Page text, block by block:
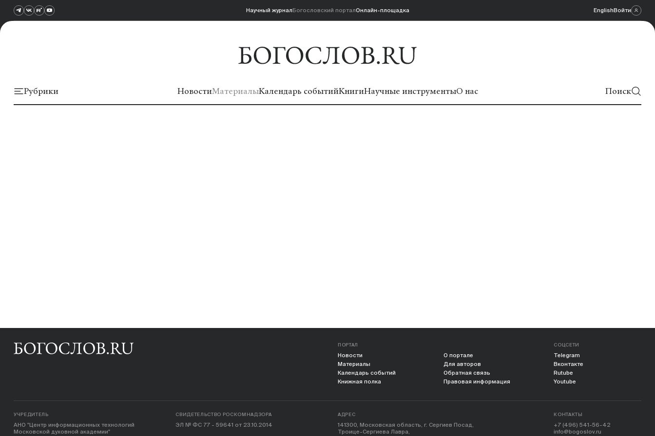
Научный журналБогословский порталОнлайн-площадка EnglishВойти
Рубрики НовостиМатериалыКалендарь событийКнигиНаучные инструментыО нас Поиск
ПОРТАЛ
Новости
Материалы
Календарь событий
Книжная полка
О портале
Для авторов
Обратная связь
Правовая информация
СОЦСЕТИ
Telegram
Вконтакте
Rutube
Youtube
УЧРЕДИТЕЛЬ
АНО "Центр информационных технологий
Московской духовной академии"
СВИДЕТЕЛЬСТВО РОСКОМНАДЗОРА
ЭЛ № ФС 77 - 59641 от 23.10.2014
АДРЕС
141300, Московская область, г. Сергиев Посад,
Троице-Сергиева Лавра,
КОНТАКТЫ
+7 (496) 541-56-42
info@bogoslov.ru